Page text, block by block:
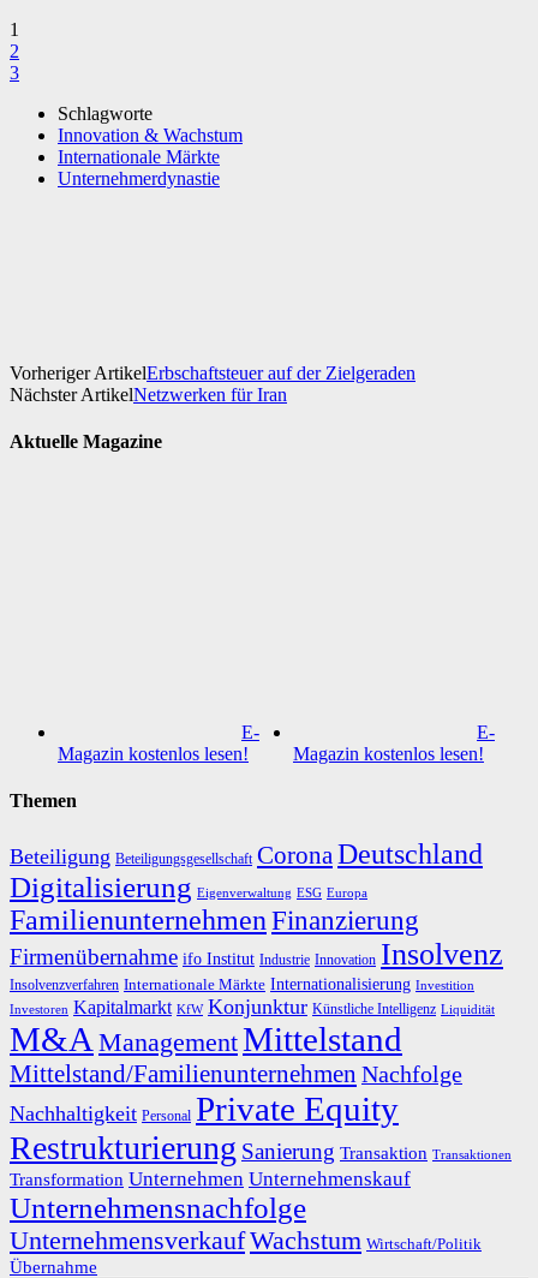
1
2
3
Schlagworte
Innovation & Wachstum
Internationale Märkte
Unternehmerdynastie
Vorheriger ArtikelErbschaftsteuer auf der Zielgeraden
Nächster ArtikelNetzwerken für Iran
Aktuelle Magazine
E-
Magazin kostenlos lesen!
E-
Magazin kostenlos lesen!
Themen
Beteiligung Beteiligungsgesellschaft Corona Deutschland
Digitalisierung Eigenverwaltung ESG Europa
Familienunternehmen Finanzierung
Firmenübernahme ifo Institut Industrie Innovation Insolvenz
Insolvenzverfahren Internationale Märkte Internationalisierung Investition
Investoren Kapitalmarkt KfW Konjunktur Künstliche Intelligenz Liquidität
M&A ManagementMittelstand
Mittelstand/Familienunternehmen Nachfolge
Nachhaltigkeit Personal Private Equity
Restrukturierung Sanierung Transaktion Transaktionen
Transformation Unternehmen Unternehmenskauf
Unternehmensnachfolge
UnternehmensverkaufWachstum Wirtschaft/Politik
Übernahme